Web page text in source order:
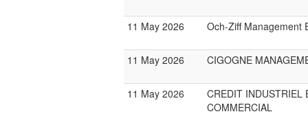
11 May 2026 Och-Ziff Management
11 May 2026 CIGOGNE
11 May 2026
CREDIT INDUSTRIEL
COMMERCIAL